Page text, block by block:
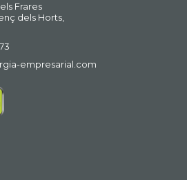
Frares
dels Horts,
empresarial.com